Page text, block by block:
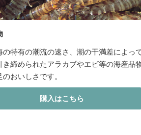
の特有の潮流の速さ、潮の干満差によっ
き締められたアラカブやエビ等の海産品
のおいしさです。
購入はこちら